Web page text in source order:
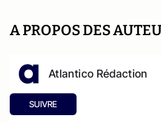
A PROPOS DES
Atlantico Rédaction
SUIVRE